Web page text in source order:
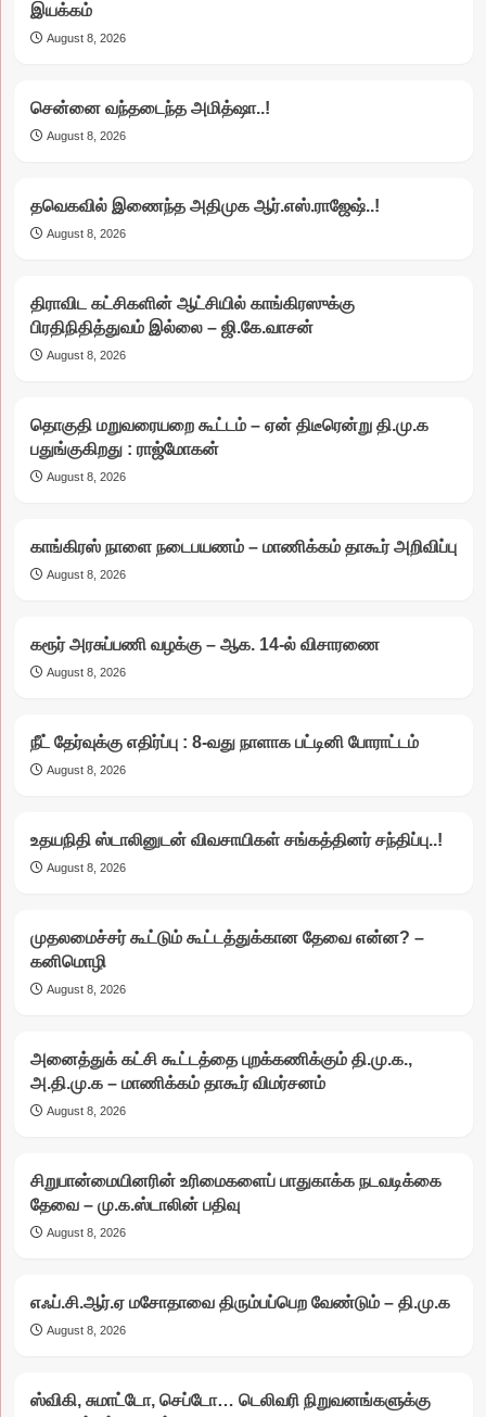
இயக்கம்
August 8, 2026
சென்னை வந்தடைந்த அமித்ஷா..!
August 8, 2026
தவெகவில் இணைந்த அதிமுக ஆர்.எஸ்.ராஜேஷ்..!
August 8, 2026
திராவிட கட்சிகளின் ஆட்சியில் காங்கிரஸுக்கு
பிரதிநிதித்துவம் இல்லை – ஜி.கே.வாசன்
August 8, 2026
தொகுதி மறுவரையறை கூட்டம் – ஏன் திடீரென்று தி.மு.க
பதுங்குகிறது : ராஜ்மோகன்
August 8, 2026
காங்கிரஸ் நாளை நடைபயணம் – மாணிக்கம் தாகூர் அறிவிப்பு
August 8, 2026
கரூர் அரசுப்பணி வழக்கு – ஆக. 14-ல் விசாரணை
August 8, 2026
நீட் தேர்வுக்கு எதிர்ப்பு : 8-வது நாளாக பட்டினி போராட்டம்
August 8, 2026
உதயநிதி ஸ்டாலினுடன் விவசாயிகள் சங்கத்தினர் சந்திப்பு..!
August 8, 2026
முதலமைச்சர் கூட்டும் கூட்டத்துக்கான தேவை என்ன? –
கனிமொழி
August 8, 2026
அனைத்துக் கட்சி கூட்டத்தை புறக்கணிக்கும் தி.மு.க.,
அ.தி.மு.க – மாணிக்கம் தாகூர் விமர்சனம்
August 8, 2026
சிறுபான்மையினரின் உரிமைகளைப் பாதுகாக்க நடவடிக்கை
தேவை – மு.க.ஸ்டாலின் பதிவு
August 8, 2026
எஃப்.சி.ஆர்.ஏ மசோதாவை திரும்பப்பெற வேண்டும் – தி.மு.க
August 8, 2026
ஸ்விகி, சுமாட்டோ, செப்டோ… டெலிவரி நிறுவனங்களுக்கு